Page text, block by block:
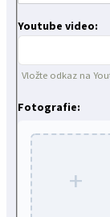
Youtube video:
Vložte odkaz na
Fotografie:
+